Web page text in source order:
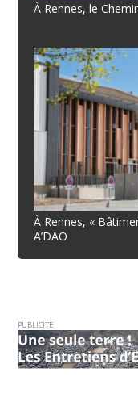
À Rennes, le
À Rennes, «
A’DAO
PUBLICITE